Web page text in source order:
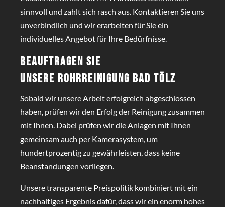
sinnvoll und zahlt sich rasch aus. Kontaktieren Sie uns
unverbindlich und wir erarbeiten für Sie ein
individuelles Angebot für Ihre Bedürfnisse.
Beauftragen Sie
unsere Rohrreinigung Bad Tölz
Sobald wir unsere Arbeit erfolgreich abgeschlossen
haben, prüfen wir den Erfolg der Reinigung zusammen
mit Ihnen. Dabei prüfen wir die Anlagen mit Ihnen
gemeinsam auch per Kamerasystem, um
hundertprozentig zu gewährleisten, dass keine
Beanstandungen vorliegen.
Unsere transparente Preispolitik kombiniert mit ein
nachhaltiges Ergebnis dafür, dass wir ein enorm hohes